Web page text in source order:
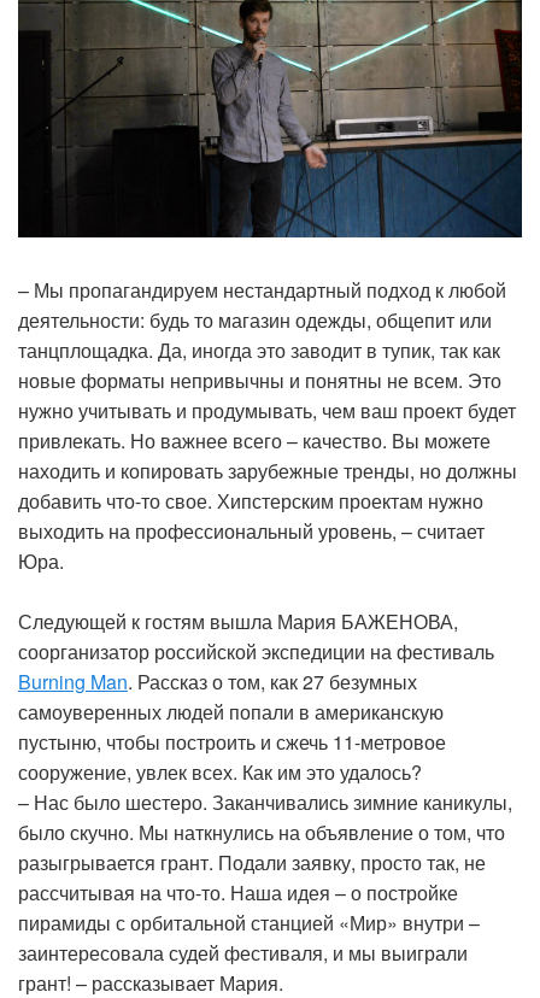
– Мы пропагандируем нестандартный подход к любой
деятельности: будь то магазин одежды, общепит или
танцплощадка. Да, иногда это заводит в тупик, так как
новые форматы непривычны и понятны не всем. Это
нужно учитывать и продумывать, чем ваш проект будет
привлекать. Но важнее всего – качество. Вы можете
находить и копировать зарубежные тренды, но должны
добавить что-то свое. Хипстерским проектам нужно
выходить на профессиональный уровень, – считает
Юра.
Следующей к гостям вышла Мария БАЖЕНОВА,
соорганизатор российской экспедиции на фестиваль
Burning Man. Рассказ о том, как 27 безумных
самоуверенных людей попали в американскую
пустыню, чтобы построить и сжечь 11-метровое
сооружение, увлек всех. Как им это удалось?
– Нас было шестеро. Заканчивались зимние каникулы,
было скучно. Мы наткнулись на объявление о том, что
разыгрывается грант. Подали заявку, просто так, не
рассчитывая на что-то. Наша идея – о постройке
пирамиды с орбитальной станцией «Мир» внутри –
заинтересовала судей фестиваля, и мы выиграли
грант! – рассказывает Мария.